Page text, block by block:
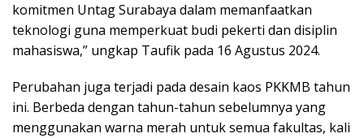
komitmen Untag Surabaya dalam memanfaatkan
teknologi guna memperkuat budi pekerti dan disiplin
mahasiswa,” ungkap Taufik pada 16 Agustus 2024.
Perubahan juga terjadi pada desain kaos PKKMB tahun
ini. Berbeda dengan tahun-tahun sebelumnya yang
menggunakan warna merah untuk semua fakultas, kali